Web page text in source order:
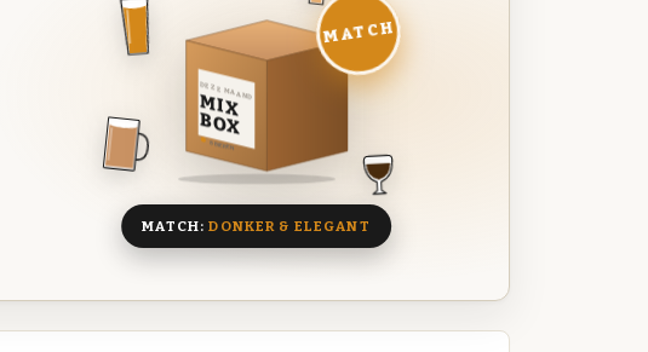
DEZE MAAND
MIX
BOX
8 BIEREN
MATCH
MATCH:DONKER & ELEGANT